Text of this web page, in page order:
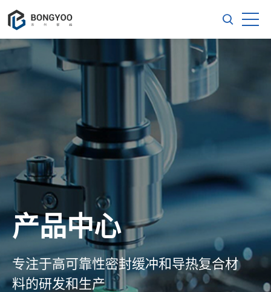
产品中心
专注于高可靠性密封缓冲和导热复合材
料的研发和生产